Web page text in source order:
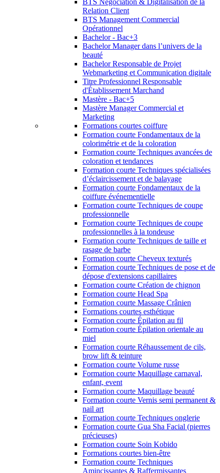
BTS Négociation & Digitalisation de la
Relation Client
BTS Management Commercial
Opérationnel
Bachelor - Bac+3
Bachelor Manager dans l’univers de la
beauté
Bachelor Responsable de Projet
Webmarketing et Communication digitale
Titre Professionnel Responsable
d'Établissement Marchand
Mastère - Bac+5
Mastère Manager Commercial et
Marketing
Formations courtes coiffure
Formation courte Fondamentaux de la
colorimétrie et de la coloration
Formation courte Techniques avancées de
coloration et tendances
Formation courte Techniques spécialisées
d’éclaircissement et de balayage
Formation courte Fondamentaux de la
coiffure événementielle
Formation courte Techniques de coupe
professionnelle
Formation courte Techniques de coupe
professionnelles à la tondeuse
Formation courte Techniques de taille et
rasage de barbe
Formation courte Cheveux texturés
Formation courte Techniques de pose et de
dépose d'extensions capillaires
Formation courte Création de chignon
Formation courte Head Spa
Formation courte Massage Crânien
Formations courtes esthétique
Formation courte Épilation au fil
Formation courte Épilation orientale au
miel
Formation courte Réhaussement de cils,
brow lift & teinture
Formation courte Volume russe
Formation courte Maquillage carnaval,
enfant, event
Formation courte Maquillage beauté
Formation courte Vernis semi permanent &
nail art
Formation courte Techniques onglerie
Formation courte Gua Sha Facial (pierres
précieuses)
Formation courte Soin Kobido
Formations courtes bien-être
Formation courte Techniques
Amincissantes & Raffermissantes